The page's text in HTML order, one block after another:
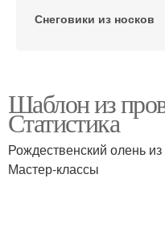
Снеговики из носков
Олень из проволоки
Шаблон из
Статистика
Рождественский олень
Мастер-классы